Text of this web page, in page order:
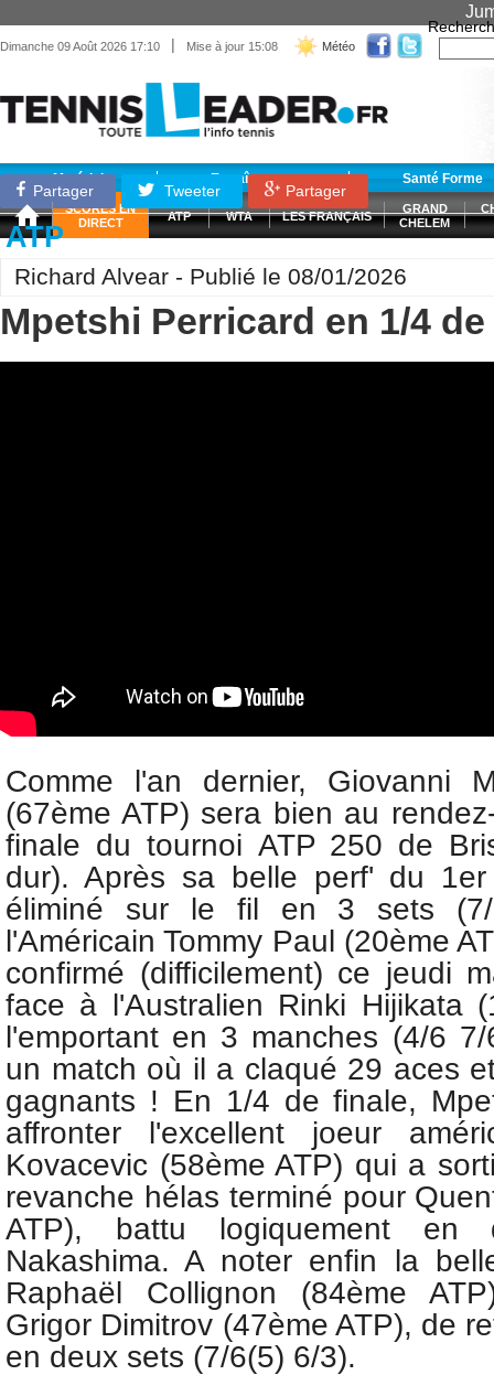
Dimanche 09 Août 2026 17:10 | Mise à jour 15:08 Météo
Matériel Entraînement Santé Forme
SCORES EN
DIRECT
ATP WTA LES FRANÇAIS
GRAND
CHELEM
Partager Tweeter Partager
ATP
Richard Alvear - Publié le 08/01/2026
Mpetshi Perricard en 1/4
Comme l'an dernier, Giovanni
(67ème ATP) sera bien au
finale du tournoi ATP 250 de
dur). Après sa belle perf' du
éliminé sur le fil en 3 sets (7/
l'Américain Tommy Paul (20ème
confirmé (difficilement) ce jeudi
face à l'Australien Rinki Hijikata
l'emportant en 3 manches (4/6
un match où il a claqué 29 aces
gagnants ! En 1/4 de finale,
affronter l'excellent joeur
Kovacevic (58ème ATP) qui a
revanche hélas terminé pour
ATP), battu logiquement
Nakashima. A noter enfin la
Raphaël Collignon (84ème
Grigor Dimitrov (47ème ATP), de
en deux sets (7/6(5) 6/3).